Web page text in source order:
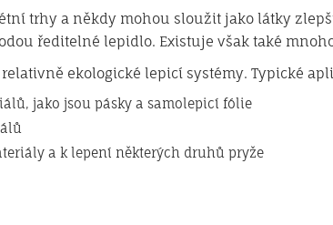
trhy a někdy mohou sloužit jako látky
ředitelné lepidlo. Existuje však také
ekologické lepicí systémy. Typické
jako jsou pásky a samolepicí fólie
a k lepení některých druhů pryže